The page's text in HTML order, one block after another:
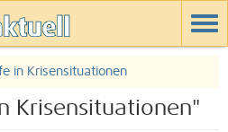
in Krisensituationen
Krisensituationen"